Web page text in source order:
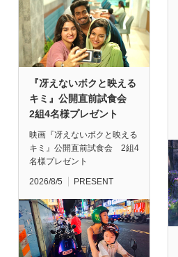
『冴えないボクと映える
キミ』公開直前試食会
2組4名様プレゼント
映画『冴えないボクと映える
キミ』公開直前試食会 2組4
名様プレゼント
2026/8/5 PRESENT